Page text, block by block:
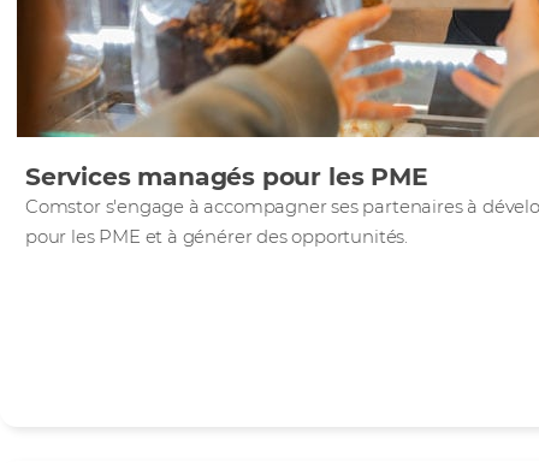
Services managés pour les PME
Comstor s'engage à accompagner ses partenaires à
pour les PME et à générer des opportunités.